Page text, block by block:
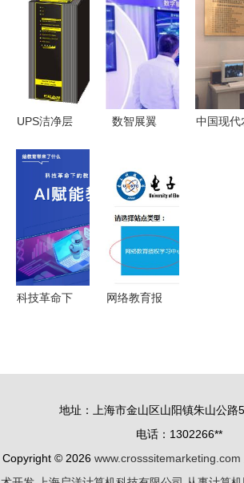
术开发的革
新引擎
技技术开发
业务概述
网络科技
动的创
路
UPS洁净层
图片全解析
网络科技开
发中的应用
数智展翼
中兴通讯精
彩亮相
2023数字
科技生态大
会，引领计
算机网络技
中国现代
科技革命下
网络教育报
算机网络科
技开发之路
地址：上海市金山区山阳镇朱山公路
电话：1302266**
Copyright © 2026 www.crosssitemarketing.com